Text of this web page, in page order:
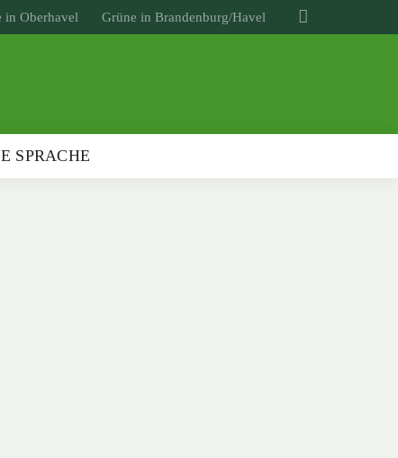
in Oberhavel Grüne in Brandenburg/Havel
SPRACHE